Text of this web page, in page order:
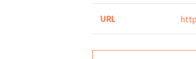
URL